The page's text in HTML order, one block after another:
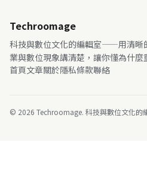
Techroomage
科技與數位文化的編輯室——用清晰
業與數位現象講清楚，讓你懂為什麼
首頁文章關於隱私條款聯絡
© 2026 Techroomage. 科技與數位文化的